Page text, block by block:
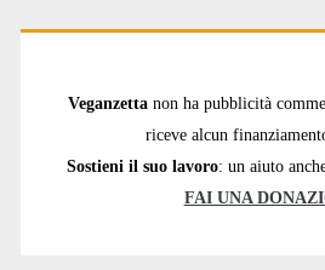
Veganzetta non ha pubblicità
riceve alcun
Sostieni il suo lavoro: un aiuto
FAI UNA